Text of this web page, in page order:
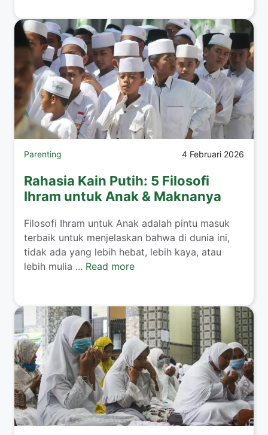
Parenting 4 Februari 2026
Rahasia Kain Putih: 5 Filosofi
Ihram untuk Anak & Maknanya
​Filosofi Ihram untuk Anak adalah pintu masuk
terbaik untuk menjelaskan bahwa di dunia ini,
tidak ada yang lebih hebat, lebih kaya, atau
lebih mulia ... Read more